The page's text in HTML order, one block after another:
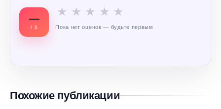
—
/ 5
★ ★ ★ ★ ★
Пока нет оценок — будьте первым
Похожие публикации